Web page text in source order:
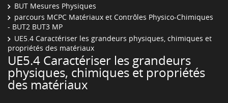
BUT Mesures Physiques
parcours MCPC Matériaux et Contrôles Physico-Chimiques
- BUT2 BUT3 MP
UE5.4 Caractériser les grandeurs physiques, chimiques et
propriétés des matériaux
UE5.4 Caractériser les grandeurs
physiques, chimiques et propriétés
des matériaux